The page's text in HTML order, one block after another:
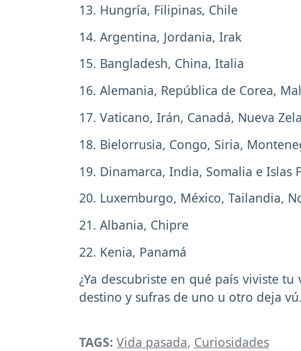
13. Hungría, Filipinas, Chile
14. Argentina, Jordania, Irak
15. Bangladesh, China, Italia
16. Alemania, República de Corea,
17. Vaticano, Irán, Canadá, Nueva
18. Bielorrusia, Congo, Siria,
19. Dinamarca, India, Somalia e Islas
20. Luxemburgo, México, Tailandia,
21. Albania, Chipre
22. Kenia, Panamá
¿Ya descubriste en qué país viviste
destino y sufras de uno u otro deja vú.
TAGS: Vida pasada, Curiosidades